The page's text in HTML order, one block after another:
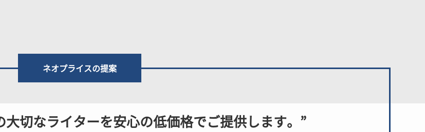
ネオプライスの提案
切なライターを安心の低価格でご提供します。 ”